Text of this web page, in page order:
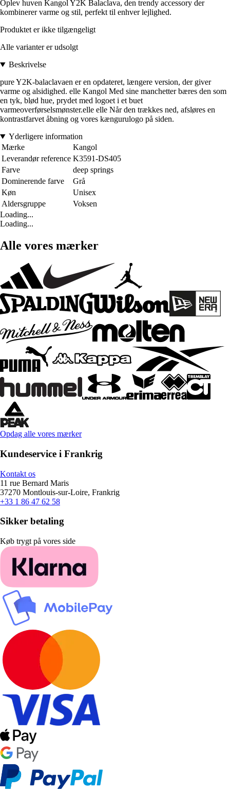
Oplev huven Kangol Y2K Balaclava, den trendy accessory der
kombinerer varme og stil, perfekt til enhver lejlighed.
Produktet er ikke tilgængeligt
Alle varianter er udsolgt
Beskrivelse
pure Y2K-balaclavaen er en opdateret, længere version, der giver
varme og alsidighed. elle Kangol Med sine manchetter bæres den som
en tyk, blød hue, prydet med logoet i et buet
varmeoverførselsmønster.elle elle Når den trækkes ned, afsløres en
kontrastfarvet åbning og vores kængurulogo på siden.
Yderligere information
Mærke
Kangol
Leverandør reference K3591-DS405
Farve
deep springs
Dominerende farve
Grå
Køn
Unisex
Aldersgruppe
Voksen
Loading...
Loading...
Alle vores mærker
Opdag alle vores mærker
Kundeservice i Frankrig
Kontakt os
11 rue Bernard Maris
37270 Montlouis-sur-Loire, Frankrig
+33 1 86 47 62 58
Sikker betaling
Køb trygt på vores side